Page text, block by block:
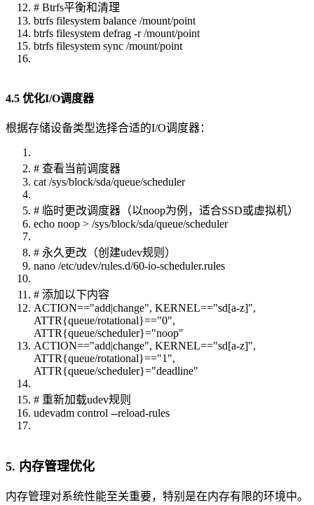
# Btrfs平衡和清理
btrfs filesystem balance /mount/point
btrfs filesystem defrag -r /mount/point
btrfs filesystem sync /mount/point
4.5 优化I/O调度器
根据存储设备类型选择合适的I/O调度器：
# 查看当前调度器
cat /sys/block/sda/queue/scheduler
# 临时更改调度器（以noop为例，适合SSD或虚拟机）
echo noop > /sys/block/sda/queue/scheduler
# 永久更改（创建udev规则）
nano /etc/udev/rules.d/60-io-scheduler.rules
# 添加以下内容
ACTION=="add|change", KERNEL=="sd[a-z]",
ATTR{queue/rotational}=="0",
ATTR{queue/scheduler}="noop"
ACTION=="add|change", KERNEL=="sd[a-z]",
ATTR{queue/rotational}=="1",
ATTR{queue/scheduler}="deadline"
# 重新加载udev规则
udevadm control --reload-rules
5. 内存管理优化
内存管理对系统性能至关重要，特别是在内存有限的环境中。